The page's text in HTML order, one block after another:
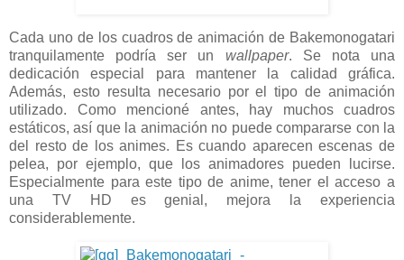
Cada uno de los cuadros de animación de Bakemonogatari
tranquilamente podría ser un wallpaper. Se nota una
dedicación especial para mantener la calidad gráfica.
Además, esto resulta necesario por el tipo de animación
utilizado. Como mencioné antes, hay muchos cuadros
estáticos, así que la animación no puede compararse con la
del resto de los animes. Es cuando aparecen escenas de
pelea, por ejemplo, que los animadores pueden lucirse.
Especialmente para este tipo de anime, tener el acceso a
una TV HD es genial, mejora la experiencia
considerablemente.